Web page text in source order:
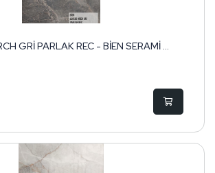
GRİ PARLAK REC - BİEN SERAMİ ...